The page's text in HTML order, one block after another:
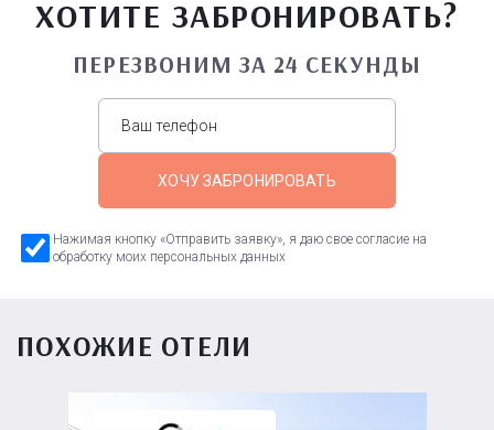
ХОТИТЕ ЗАБРОНИРОВАТЬ?
ПЕРЕЗВОНИМ ЗА 24 СЕКУНДЫ
ХОЧУ ЗАБРОНИРОВАТЬ
Нажимая кнопку «Отправить заявку», я даю свое согласие на
обработку моих персональных данных
ПОХОЖИЕ ОТЕЛИ